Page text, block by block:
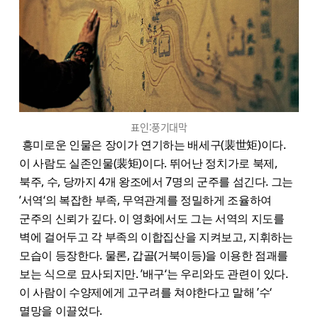
표인:풍기대막
흥미로운 인물은 장이가 연기하는 배세구(裴世矩)이다.
이 사람도 실존인물(裴矩)이다. 뛰어난 정치가로 북제,
북주, 수, 당까지 4개 왕조에서 7명의 군주를 섬긴다. 그는
’서역‘의 복잡한 부족, 무역관계를 정밀하게 조율하여
군주의 신뢰가 깊다. 이 영화에서도 그는 서역의 지도를
벽에 걸어두고 각 부족의 이합집산을 지켜보고, 지휘하는
모습이 등장한다. 물론, 갑골(거북이등)을 이용한 점괘를
보는 식으로 묘사되지만. ’배구‘는 우리와도 관련이 있다.
이 사람이 수양제에게 고구려를 쳐야한다고 말해 ’수‘
멸망을 이끌었다.